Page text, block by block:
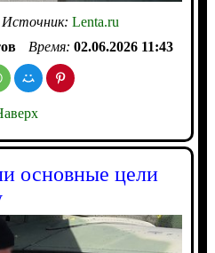
Источник: Lenta.ru
Время: 02.06.2026 11:43
основные цели